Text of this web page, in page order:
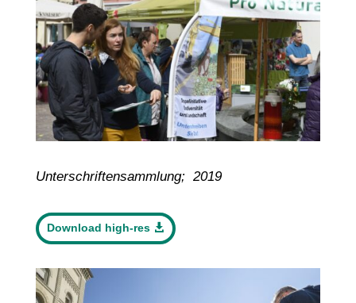
Unterschriftensammlung; 2019
Download high-res